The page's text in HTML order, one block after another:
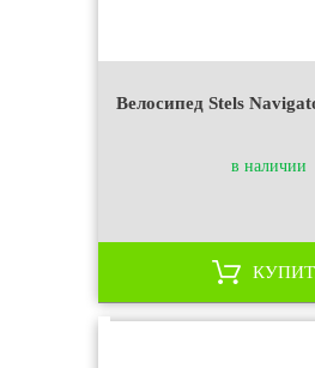
Велосипед Stels
в наличии